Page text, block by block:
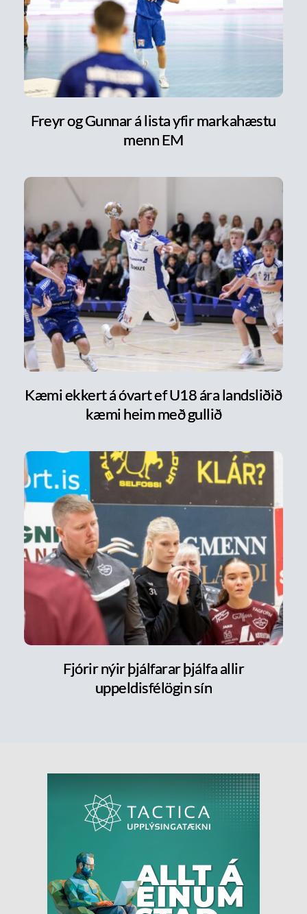
Freyr og Gunnar á lista yfir markahæstu
menn EM
Kæmi ekkert á óvart ef U18 ára landsliðið
kæmi heim með gullið
Fjórir nýir þjálfarar þjálfa allir
uppeldisfélögin sín